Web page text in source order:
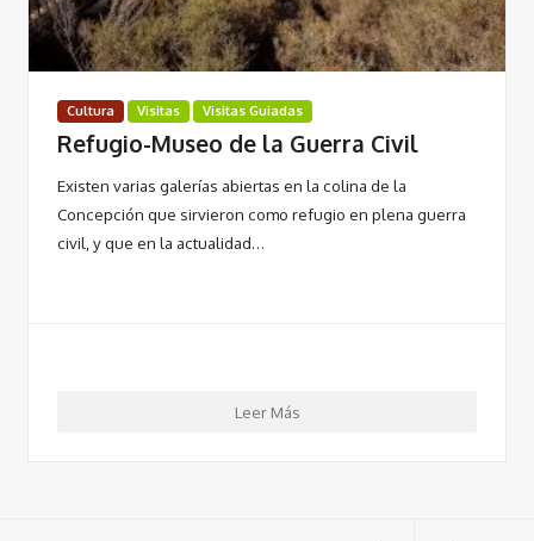
Cultura Visitas Visitas Guiadas
Refugio-Museo de la Guerra Civil
Existen varias galerías abiertas en la colina de la
Concepción que sirvieron como refugio en plena guerra
civil, y que en la actualidad…
Leer Más